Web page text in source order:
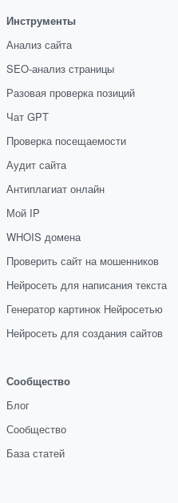
Инструменты
Анализ сайта
SEO-анализ страницы
Разовая проверка позиций
Чат GPT
Проверка посещаемости
Аудит сайта
Антиплагиат онлайн
Мой IP
WHOIS домена
Проверить сайт на мошенников
Нейросеть для написания текста
Генератор картинок Нейросетью
Нейросеть для создания сайтов
Сообщество
Блог
Сообщество
База статей